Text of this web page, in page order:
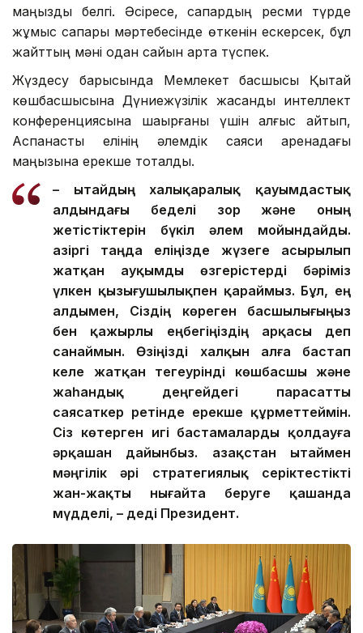
маңызды белгі. Әсіресе, сапардың ресми түрде
жұмыс сапары мәртебесінде өткенін ескерсек, бұл
жайттың мәні одан сайын арта түспек.
Жүздесу барысында Мемлекет басшысы Қытай
көшбасшысына Дүниежүзілік жасанды интеллект
конференциясына шақырғаны үшін алғыс айтып,
Аспанасты елінің әлемдік саяси аренадағы
маңызына ерекше тоқталды.
– Қытайдың халықаралық қауымдастық
алдындағы беделі зор және оның
жетістіктерін бүкіл әлем мойындайды.
Қазіргі таңда еліңізде жүзеге асырылып
жатқан ауқымды өзгерістерді бәріміз
үлкен қызығушылықпен қараймыз. Бұл, ең
алдымен, Сіздің көреген басшылығыңыз
бен қажырлы еңбегіңіздің арқасы деп
санаймын. Өзіңізді халқын алға бастап
келе жатқан тегеурінді көшбасшы және
жаһандық деңгейдегі парасатты
саясаткер ретінде ерекше құрметтеймін.
Сіз көтерген игі бастамаларды қолдауға
әрқашан дайынбыз. Қазақстан Қытаймен
мәңгілік әрі стратегиялық серіктестікті
жан-жақты нығайта беруге қашанда
мүдделі, – деді Президент.